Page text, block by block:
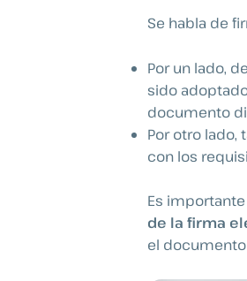
Se habla de
Por un lado,
sido
documento
Por otro lado,
con los
Es
de la firma
el